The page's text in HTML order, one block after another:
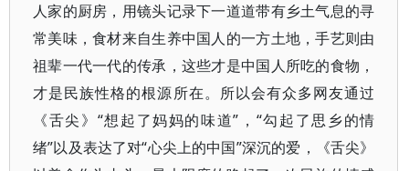
人家的厨房，用镜头记录下一道道带有乡土气息的寻
常美味，食材来自生养中国人的一方土地，手艺则由
祖辈一代一代的传承，这些才是中国人所吃的食物，
才是民族性格的根源所在。所以会有众多网友通过
《舌尖》“想起了妈妈的味道”，“勾起了思乡的情
绪”以及表达了对“心尖上的中国”深沉的爱，《舌尖》